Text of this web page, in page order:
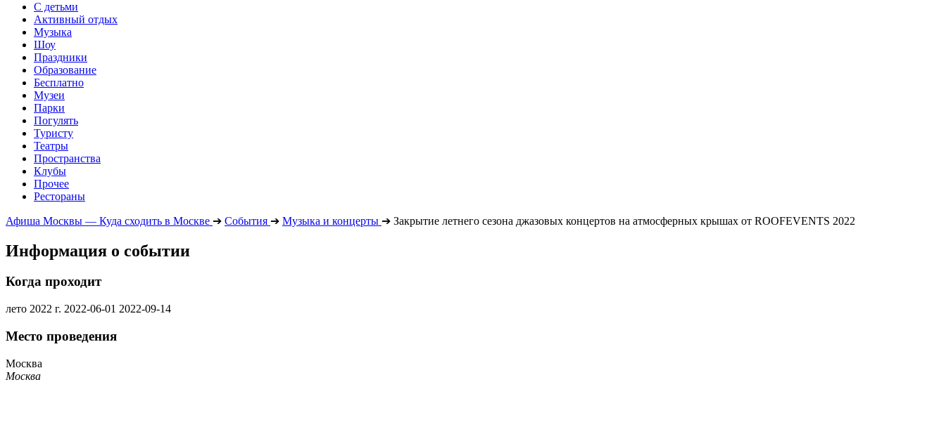
С детьми
Активный отдых
Музыка
Шоу
Праздники
Образование
Бесплатно
Музеи
Парки
Погулять
Туристу
Театры
Пространства
Клубы
Прочее
Рестораны
Афиша Москвы — Куда сходить в Москве ➔ События ➔ Музыка и концерты ➔ Закрытие летнего сезона джазовых концертов на атмосферных крышах от ROOFEVENTS 2022
Информация о событии
Когда проходит
лето 2022 г. 2022-06-01 2022-09-14
Место проведения
Москва
Москва